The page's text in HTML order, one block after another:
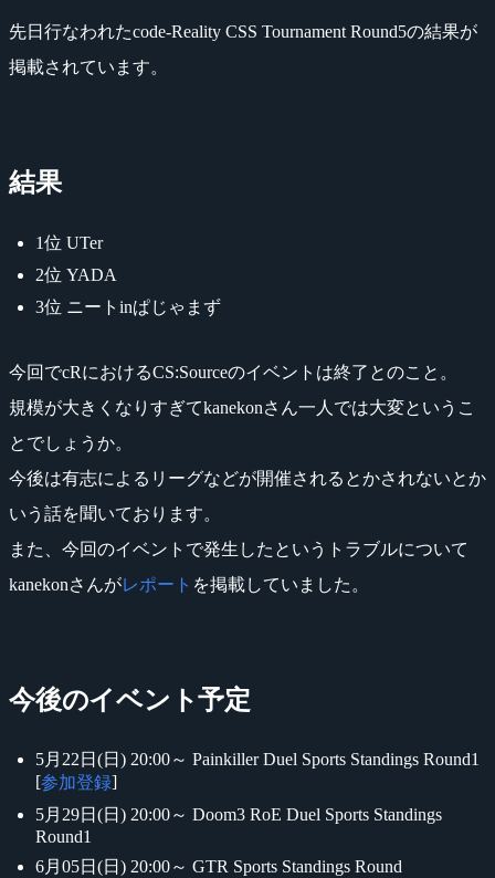
先日行なわれたcode-Reality CSS Tournament Round5の結果が
掲載されています。
結果
1位 UTer
2位 YADA
3位 ニートinぱじゃまず
今回でcRにおけるCS:Sourceのイベントは終了とのこと。
規模が大きくなりすぎてkanekonさん一人では大変というこ
とでしょうか。
今後は有志によるリーグなどが開催されるとかされないとか
いう話を聞いております。
また、今回のイベントで発生したというトラブルについて
kanekonさんがレポート を掲載していました。
今後のイベント予定
5月22日(日) 20:00～ Painkiller Duel Sports Standings Round1
[参加登録]
5月29日(日) 20:00～ Doom3 RoE Duel Sports Standings
Round1
6月05日(日) 20:00～ GTR Sports Standings Round